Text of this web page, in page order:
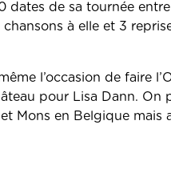
dates de sa tournée
à elle et 3
l’occasion de faire
pour Lisa Dann. On
Mons en Belgique mais